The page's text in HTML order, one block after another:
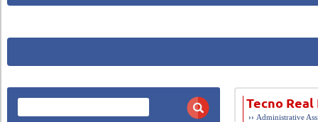
Tecno
›› Administrative